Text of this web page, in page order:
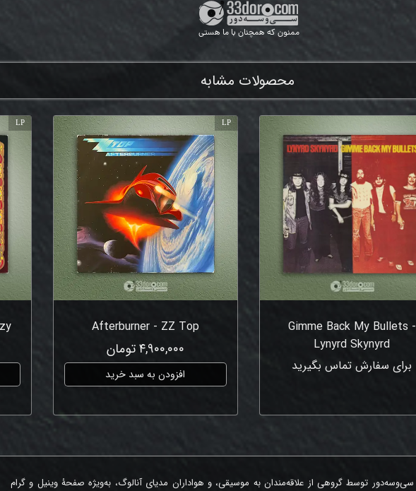
ممنون که همچنان با ما هستی
محصولات مشابه
Gimme Back My Bullets -
Lynyrd Skynyrd
برای سفارش تماس بگیرید
Afterburner - ZZ Top
۴,۹۰۰,۰۰۰ تومان
افزودن به سبد خرید
LP
LP
سی‌وسه‌دور توسط گروهی از علاقه‌مندان به موسیقی، و هواداران مدیای آنالوگ، به‌ویژه صفحۀ وینیل و گرام